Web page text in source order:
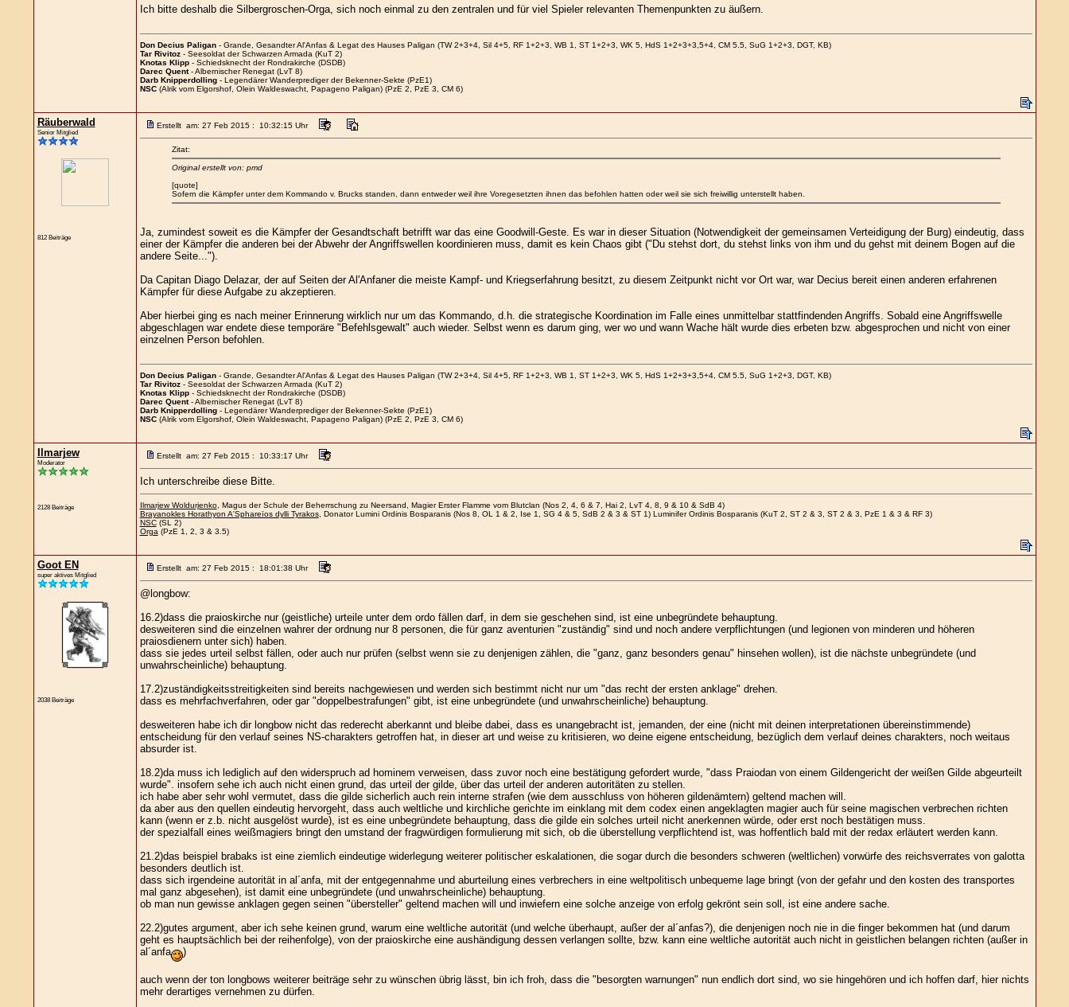
Ich bitte deshalb die Silbergroschen-Orga, sich noch einmal zu den zentralen und für viel Spieler relevanten Themenpunkten zu äußern.
Don Decius Paligan- Grande, Gesandter Al'Anfas & Legat des Hauses Paligan (TW 2+3+4, Sil 4+5, RF 1+2+3, WB 1, ST 1+2+3, WK 5, HdS 1+2+3+3,5+4, CM 5.5, SuG 1+2+3, DGT, KB)
Tar Rivitoz- Seesoldat der Schwarzen Armada (KuT 2)
Knotas Klipp- Schiedsknecht der Rondrakirche (DSDB)
Darec Quent- Albernischer Renegat (LvT 8)
Darb Knipperdolling- Legendärer Wanderprediger der Bekenner-Sekte (PzE1)
NSC(Alrik vom Elgorshof, Olein Waldeswacht, Papageno Paligan) (PzE 2, PzE 3, CM 6)
Räuberwald
Senior Mitglied
812 Beiträge
Erstellt am: 27 Feb 2015 : 10:32:15 Uhr
Zitat:
Original erstellt von: pmd
[quote]
Sofern die Kämpfer unter dem Kommando v. Brucks standen, dann entweder weil ihre Voregesetzten ihnen das befohlen hatten oder weil sie sich freiwillig unterstellt haben.
Ja, zumindest soweit es die Kämpfer der Gesandtschaft betrifft war das eine Goodwill-Geste. Es war in dieser Situation (Notwendigkeit der gemeinsamen Verteidigung der Burg) eindeutig, dass
einer der Kämpfer die anderen bei der Abwehr der Angriffswellen koordinieren muss, damit es kein Chaos gibt ("Du stehst dort, du stehst links von ihm und du gehst mit deinem Bogen auf die
andere Seite...").
Da Capitan Diago Delazar, der auf Seiten der Al'Anfaner die meiste Kampf- und Kriegserfahrung besitzt, zu diesem Zeitpunkt nicht vor Ort war, war Decius bereit einen anderen erfahrenen
Kämpfer für diese Aufgabe zu akzeptieren.
Aber hierbei ging es nach meiner Erinnerung wirklich nur um das Kommando, d.h. die strategische Koordination im Falle eines unmittelbar stattfindenden Angriffs. Sobald eine Angriffswelle
abgeschlagen war endete diese temporäre "Befehlsgewalt" auch wieder. Selbst wenn es darum ging, wer wo und wann Wache hält wurde dies erbeten bzw. abgesprochen und nicht von einer
einzelnen Person befohlen.
Don Decius Paligan- Grande, Gesandter Al'Anfas & Legat des Hauses Paligan (TW 2+3+4, Sil 4+5, RF 1+2+3, WB 1, ST 1+2+3, WK 5, HdS 1+2+3+3,5+4, CM 5.5, SuG 1+2+3, DGT, KB)
Tar Rivitoz- Seesoldat der Schwarzen Armada (KuT 2)
Knotas Klipp- Schiedsknecht der Rondrakirche (DSDB)
Darec Quent- Albernischer Renegat (LvT 8)
Darb Knipperdolling- Legendärer Wanderprediger der Bekenner-Sekte (PzE1)
NSC(Alrik vom Elgorshof, Olein Waldeswacht, Papageno Paligan) (PzE 2, PzE 3, CM 6)
Ilmarjew
Moderator
2128 Beiträge
Erstellt am: 27 Feb 2015 : 10:33:17 Uhr
Ich unterschreibe diese Bitte.
Ilmarjew Woldurjenko, Magus der Schule der Beherrschung zu Neersand, Magier Erster Flamme vom Blutclan (Nos 2, 4, 6 & 7, Hai 2, LvT 4, 8, 9 & 10 & SdB 4)
Brayanokles Horathyon A'Sphareïos dylli Tyrakos, Donator Lumini Ordinis Bosparanis (Nos 8, OL 1 & 2, Ise 1, SG 4 & 5, SdB 2 & 3 & ST 1) Luminifer Ordinis Bosparanis (KuT 2, ST 2 & 3, ST 2 & 3, PzE 1 & 3 & RF 3)
NSC(SL 2)
Orga (PzE 1, 2, 3 & 3.5)
Goot EN
super aktives Mitglied
2038 Beiträge
Erstellt am: 27 Feb 2015 : 18:01:38 Uhr
@longbow:
16.2)dass die praioskirche nur (geistliche) urteile unter dem ordo fällen darf, in dem sie geschehen sind, ist eine unbegründete behauptung.
desweiteren sind die einzelnen wahrer der ordnung nur 8 personen, die für ganz aventurien "zuständig" sind und noch andere verpflichtungen (und legionen von minderen und höheren
praiosdienern unter sich) haben.
dass sie jedes urteil selbst fällen, oder auch nur prüfen (selbst wenn sie zu denjenigen zählen, die "ganz, ganz besonders genau" hinsehen wollen), ist die nächste unbegründete (und
unwahrscheinliche) behauptung.
17.2)zuständigkeitsstreitigkeiten sind bereits nachgewiesen und werden sich bestimmt nicht nur um "das recht der ersten anklage" drehen.
dass es mehrfachverfahren, oder gar "doppelbestrafungen" gibt, ist eine unbegründete (und unwahrscheinliche) behauptung.
desweiteren habe ich dir longbow nicht das rederecht aberkannt und bleibe dabei, dass es unangebracht ist, jemanden, der eine (nicht mit deinen interpretationen übereinstimmende)
entscheidung für den verlauf seines NS-charakters getroffen hat, in dieser art und weise zu kritisieren, wo deine eigene entscheidung, bezüglich dem verlauf deines charakters, noch weitaus
absurder ist.
18.2)da muss ich lediglich auf den widerspruch ad hominem verweisen, dass zuvor noch eine bestätigung gefordert wurde, "dass Praiodan von einem Gildengericht der weißen Gilde abgeurteilt
wurde". insofern sehe ich auch nicht einen grund, das urteil der gilde, über das urteil der anderen autoritäten zu stellen.
ich habe aber sehr wohl vermutet, dass die gilde sicherlich auch rein interne strafen (wie dem ausschluss von höheren gildenämtern) geltend machen will.
da aber aus den quellen eindeutig hervorgeht, dass auch weltliche und kirchliche gerichte im einklang mit dem codex einen angeklagten magier auch für seine magischen verbrechen richten
kann (wenn er z.b. nicht ausgelöst wurde), ist es eine unbegründete behauptung, dass die gilde ein solches urteil nicht anerkennen würde, oder erst noch bestätigen muss.
der spezialfall eines weißmagiers bringt den umstand der fragwürdigen formulierung mit sich, ob die überstellung verpflichtend ist, was hoffentlich bald mit der redax erläutert werden kann.
21.2)das beispiel brabaks ist eine ziemlich eindeutige widerlegung weiterer politischer eskalationen, die sogar durch die besonders schweren (weltlichen) vorwürfe des reichsverrates von galotta
besonders deutlich ist.
dass sich irgendeine autorität in al´anfa, mit der entgegennahme und aburteilung eines verbrechers in eine weltpolitisch unbequeme lage bringt (von der gefahr und den kosten des transportes
mal ganz abgesehen), ist damit eine unbegründete (und unwahrscheinliche) behauptung.
ob man nun gewisse anklagen gegen seinen "übersteller" geltend machen will und inwiefern eine solche anzeige von erfolg gekrönt sein soll, ist eine andere sache.
22.2)gutes argument, aber ich sehe keinen grund, warum eine weltliche autorität (und welche überhaupt, außer der al´anfas?), die denjenigen noch nie in die finger bekommen hat (und darum
geht es hauptsächlich bei der reihenfolge), von der praioskirche eine aushändigung dessen verlangen sollte, bzw. kann eine weltliche autorität auch nicht in geistlichen belangen richten (außer in
al´anfa
)
auch wenn der ton longbows weiterer beiträge sehr zu wünschen übrig lässt, bin ich froh, dass die "besorgten warnungen" nun endlich dort sind, wo sie hingehören und ich hoffen darf, hier nichts
mehr derartiges vernehmen zu dürfen.